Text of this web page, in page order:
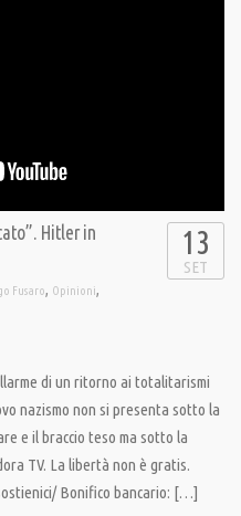
Hitler in
Fusaro, Opinioni,
13
SET
di un ritorno ai totalitarismi
nazismo non si presenta sotto la
e il braccio teso ma sotto la
TV. La libertà non è gratis.
Bonifico bancario: […]